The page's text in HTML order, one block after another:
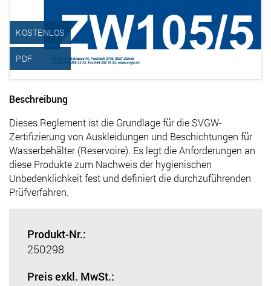
KOSTENLOS
PDF
Beschreibung
Dieses Reglement ist die Grundlage für die SVGW-
Zertifizierung von Auskleidungen und Beschichtungen für
Wasserbehälter (Reservoire). Es legt die Anforderungen an
diese Produkte zum Nachweis der hygienischen
Unbedenklichkeit fest und definiert die durchzuführenden
Prüfverfahren.
Produkt-Nr.:
250298
Preis exkl. MwSt.: